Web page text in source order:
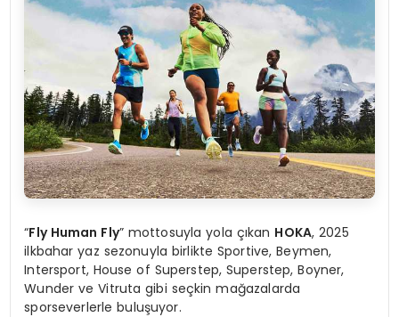
“Fly Human Fly” mottosuyla yola çıkan HOKA, 2025
ilkbahar yaz sezonuyla birlikte Sportive, Beymen,
Intersport, House of Superstep, Superstep, Boyner,
Wunder ve Vitruta gibi seçkin mağazalarda
sporseverlerle buluşuyor.